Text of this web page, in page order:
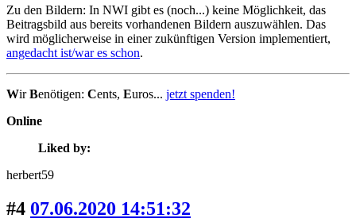
Zu den Bildern: In NWI gibt es (noch...) keine Möglichkeit, das
Beitragsbild aus bereits vorhandenen Bildern auszuwählen. Das
wird möglicherweise in einer zukünftigen Version implementiert,
angedacht ist/war es schon.
WirBenötigen: Cents, Euros... jetzt spenden!
Online
Liked by:
herbert59
#4 07.06.2020 14:51:32